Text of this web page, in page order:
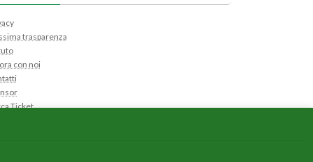
trasparenza
con noi
Ticket